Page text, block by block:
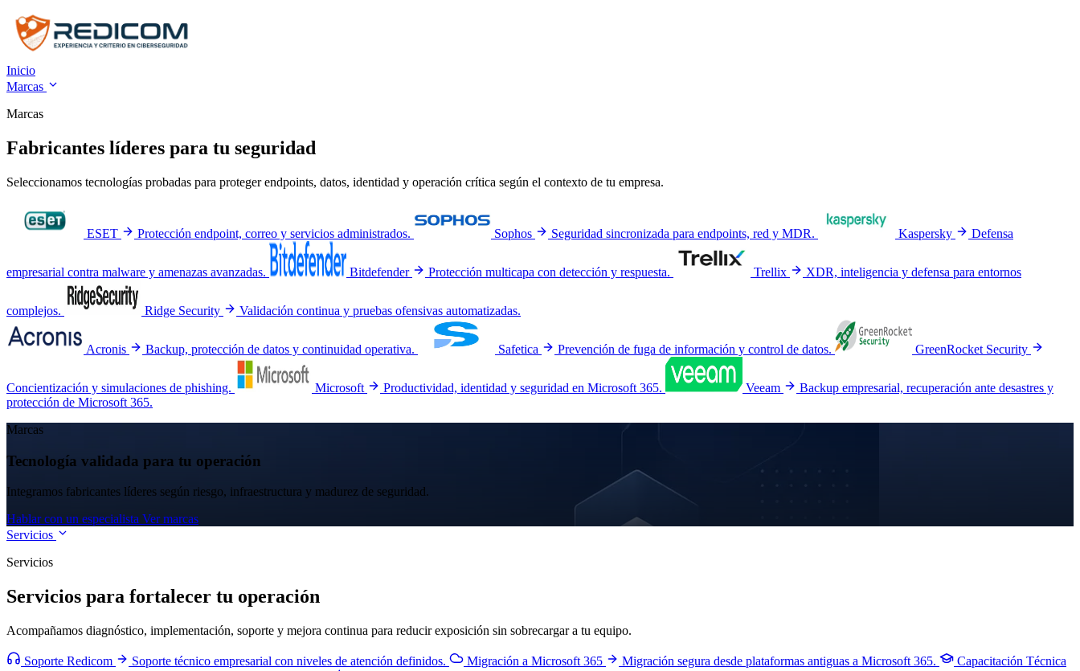
Inicio
Marcas
Marcas
Fabricantes líderes para tu seguridad
Seleccionamos tecnologías probadas para proteger endpoints, datos, identidad y operación crítica según el contexto de tu empresa.
ESET Protección endpoint, correo y servicios administrados. Sophos Seguridad sincronizada para endpoints, red y MDR. Kaspersky Defensa
empresarial contra malware y amenazas avanzadas. Bitdefender Protección multicapa con detección y respuesta. Trellix XDR, inteligencia y defensa para entornos
complejos. Ridge Security Validación continua y pruebas ofensivas automatizadas.
Acronis Backup, protección de datos y continuidad operativa. Safetica Prevención de fuga de información y control de datos. GreenRocket Security
Concientización y simulaciones de phishing. Microsoft Productividad, identidad y seguridad en Microsoft 365. Veeam
Backup empresarial, recuperación ante desastres y
protección de Microsoft 365.
Marcas
Tecnología validada para tu operación
Integramos fabricantes líderes según riesgo, infraestructura y madurez de seguridad.
Hablar con un especialista Ver marcas
Servicios
Servicios
Servicios para fortalecer tu operación
Acompañamos diagnóstico, implementación, soporte y mejora continua para reducir exposición sin sobrecargar a tu equipo.
Soporte Redicom Soporte técnico empresarial con niveles de atención definidos. Migración a Microsoft 365 Migración segura desde plataformas antiguas a Microsoft 365.
Capacitación Técnica